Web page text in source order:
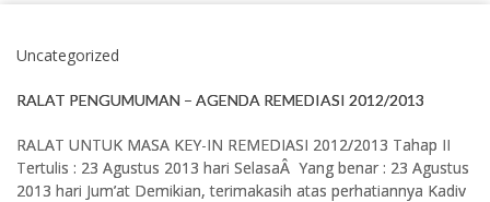
Uncategorized
RALAT PENGUMUMAN – AGENDA REMEDIASI 2012/2013
RALAT UNTUK MASA KEY-IN REMEDIASI 2012/2013 Tahap II
Tertulis : 23 Agustus 2013 hari SelasaÂ Yang benar : 23 Agustus
2013 hari Jum’at Demikian, terimakasih atas perhatiannya Kadiv